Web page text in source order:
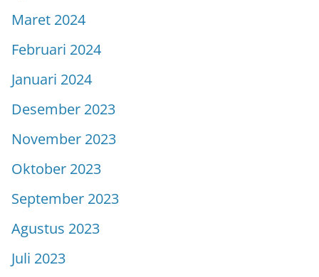
Maret 2024
Februari 2024
Januari 2024
Desember 2023
November 2023
Oktober 2023
September 2023
Agustus 2023
Juli 2023